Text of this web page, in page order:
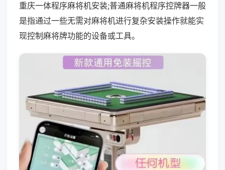
重庆一体程序麻将机安装;普通麻将机程序控牌器一般
是指通过一些无需对麻将机进行复杂安装操作就能实
现控制麻将牌功能的设备或工具。